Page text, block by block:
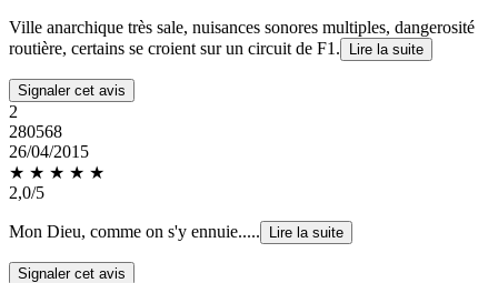
Ville anarchique très sale, nuisances sonores multiples, dangerosité
routière, certains se croient sur un circuit de F1.
Lire la suite
Signaler cet avis
2
280568
26/04/2015
★ ★ ★ ★ ★
2,0/5
Mon Dieu, comme on s'y ennuie..... Lire la suite
Signaler cet avis